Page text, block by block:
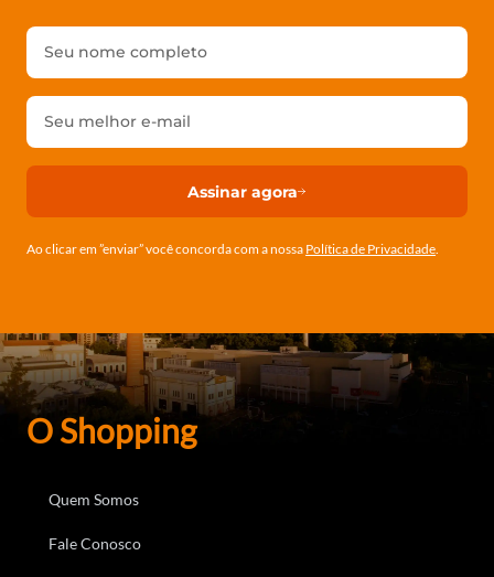
Assinar agora
Ao clicar em ”enviar” você concorda com a nossa Política de Privacidade.
O Shopping
Quem Somos
Fale Conosco